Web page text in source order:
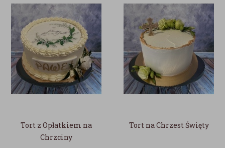
Tort z Opłatkiem na
Chrzciny
Tort na Chrzest Święty